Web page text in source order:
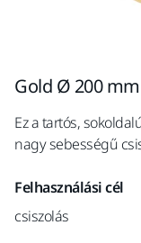
Gold Ø 200
Ez a tartós,
nagy sebességű
Felhasználási cél
csiszolás